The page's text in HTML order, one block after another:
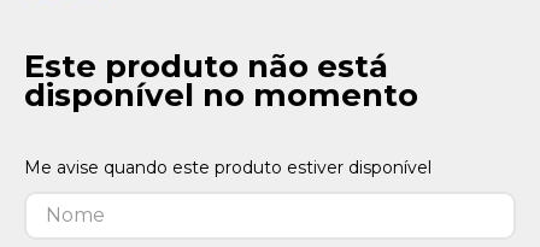
Este produto não está
disponível no momento